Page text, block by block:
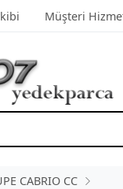
Müşteri
CABRIO CC